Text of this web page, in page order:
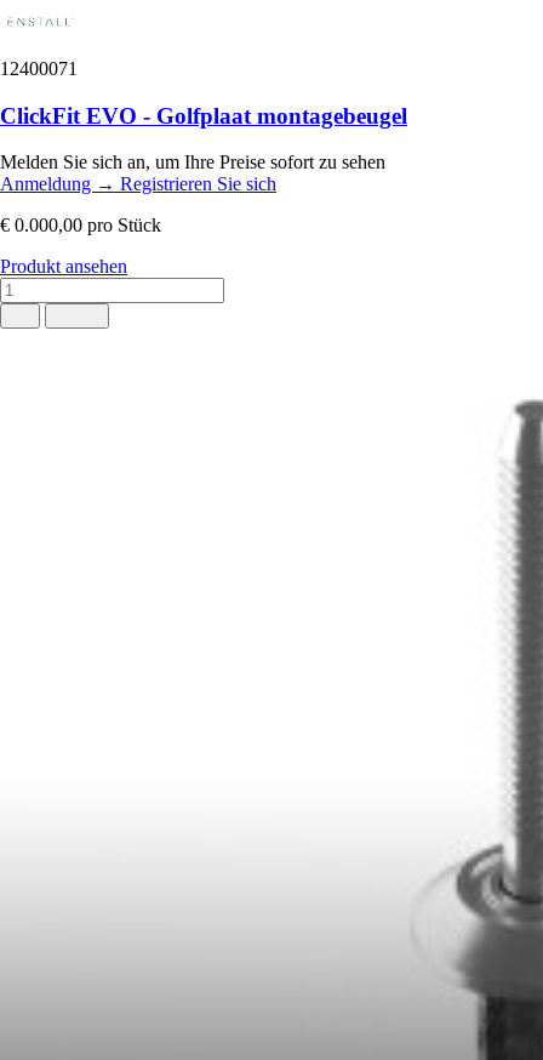
12400071
ClickFit EVO - Golfplaat montagebeugel
Melden Sie sich an, um Ihre Preise sofort zu sehen
Anmeldung → Registrieren Sie sich
€ 0.000,00 pro Stück
Produkt ansehen